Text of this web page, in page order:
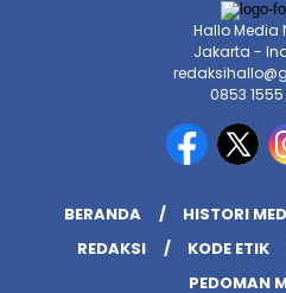
Hallo Media
Jakarta -
0853
BERANDA HISTORI
REDAKSI
KODE ETIK
PEDOMAN